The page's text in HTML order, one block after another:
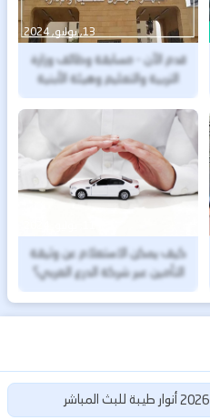
13, يوليو, 2024
قدم الآن - مسابقة وظائف وزارة
التربية والتعليم وهيئة الأبنية
التعليمية
كيف يمكن الاستعلام عن وثيقة
التأمين عبر شركة الدرع العربي؟
2026أنوار طيبة للبث المباشر